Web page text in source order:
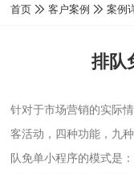
首页 客户案例 案例
排队
针对于市场营销的实际
客活动，四种功能，九
队免单小程序的模式是